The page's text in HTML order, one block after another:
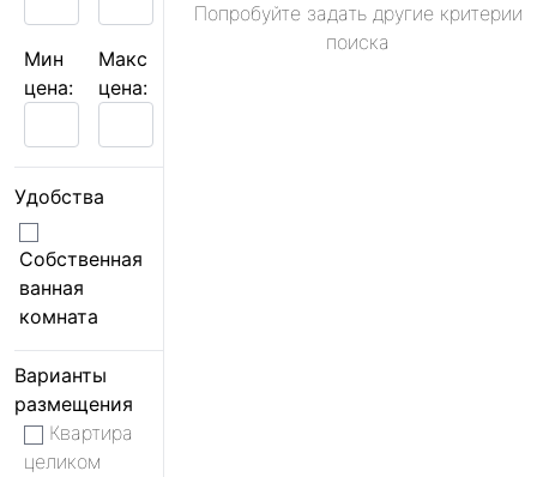
Мин
цена:
Макс
цена:
Удобства
Собственная
ванная
комната
Варианты
размещения
Квартира
целиком
Попробуйте задать другие критерии
поиска